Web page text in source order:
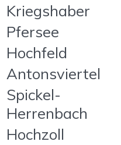
Kriegshaber
Pfersee
Hochfeld
Antonsviertel
Spickel-
Herrenbach
Hochzoll